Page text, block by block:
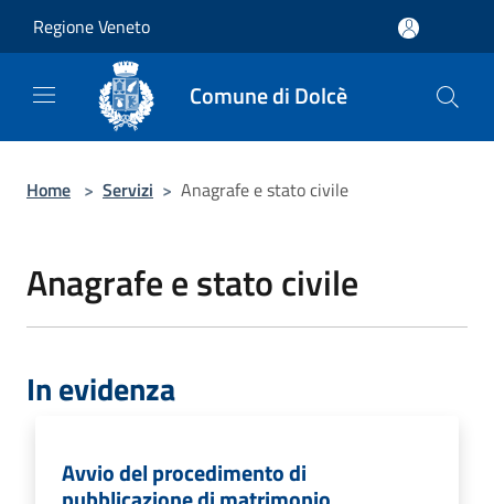
Regione Veneto
Comune di Dolcè
Home > Servizi > Anagrafe e stato civile
Anagrafe e stato civile
In evidenza
Avvio del procedimento di